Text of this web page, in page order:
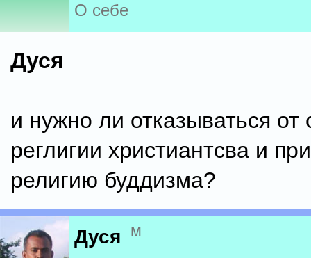
О себе
Дуся
и нужно ли отказываться от
реглигии христиантсва и
религию буддизма?
Дуся м